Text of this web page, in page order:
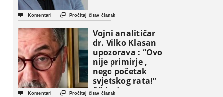
 Komentari  Pročitaj čitav članak
Vojni analitičar
dr. Vilko Klasan
upozorava : “Ovo
nije primirje ,
nego početak
svjetskog rata!”
(Video)
 Komentari  Pročitaj čitav članak